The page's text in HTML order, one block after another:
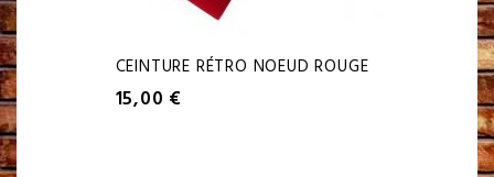
CEINTURE RÉTRO NOEUD ROUGE
15,00 €